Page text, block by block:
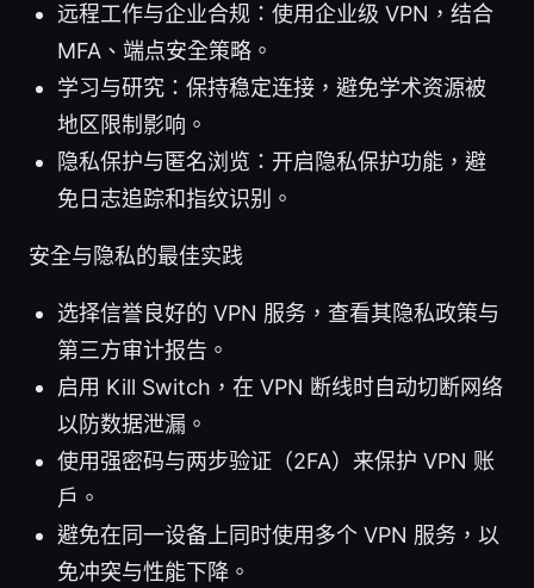
远程工作与企业合规：使用企业级 VPN，结合
MFA、端点安全策略。
学习与研究：保持稳定连接，避免学术资源被
地区限制影响。
隐私保护与匿名浏览：开启隐私保护功能，避
免日志追踪和指纹识别。
安全与隐私的最佳实践
选择信誉良好的 VPN 服务，查看其隐私政策与
第三方审计报告。
启用 Kill Switch，在 VPN 断线时自动切断网络
以防数据泄漏。
使用强密码与两步验证（2FA）来保护 VPN 账
户。
避免在同一设备上同时使用多个 VPN 服务，以
免冲突与性能下降。